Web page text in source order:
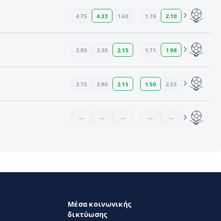
4.75 4.33 1.60 1.70 2.10
2.80 3.30 2.15 1.71 1.98
2.75 3.90 2.15 1.50 2.55
— — — — —
Μέσα κοινωνικής
δικτύωσης